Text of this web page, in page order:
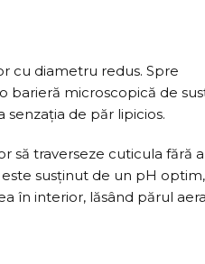
cu diametru redus. Spre
barieră microscopică de
senzația de păr lipicios.
traverseze cuticula fără a
susținut de un pH
în interior, lăsând părul